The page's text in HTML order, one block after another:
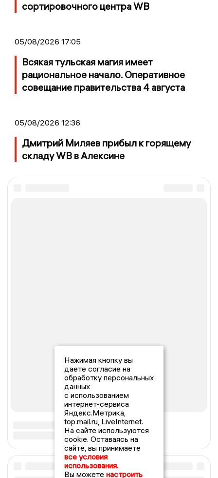
сортировочного центра WB
05/08/2026 17:05
Всякая тульская магия имеет
рациональное начало. Оперативное
совещание правительства 4 августа
05/08/2026 12:36
Дмитрий Миляев прибыл к горящему
складу WB в Алексине
Нажимая кнопку вы
даете согласие на
обработку персональных
данных
с использованием
интернет-сервиса
Яндекс.Метрика,
top.mail.ru, LiveInternet.
На сайте используются
cookie. Оставаясь на
сайте, вы принимаете
все условия
использования.
Вы можете настроить